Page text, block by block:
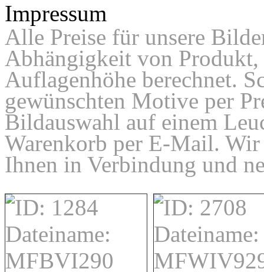
Impressum
Alle Preise für unsere
Abhängigkeit von
Auflagenhöhe berechnet.
gewünschten Motive per
Bildauswahl auf einem
Warenkorb per E-Mail. Wir
Ihnen in Verbindung und